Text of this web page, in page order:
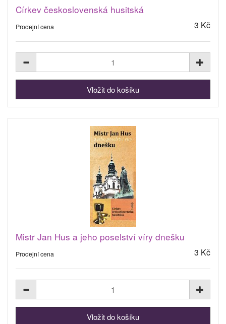
Církev československá husitská
Prodejní cena 3 Kč
Mistr Jan Hus a jeho poselství víry dnešku
Prodejní cena 3 Kč